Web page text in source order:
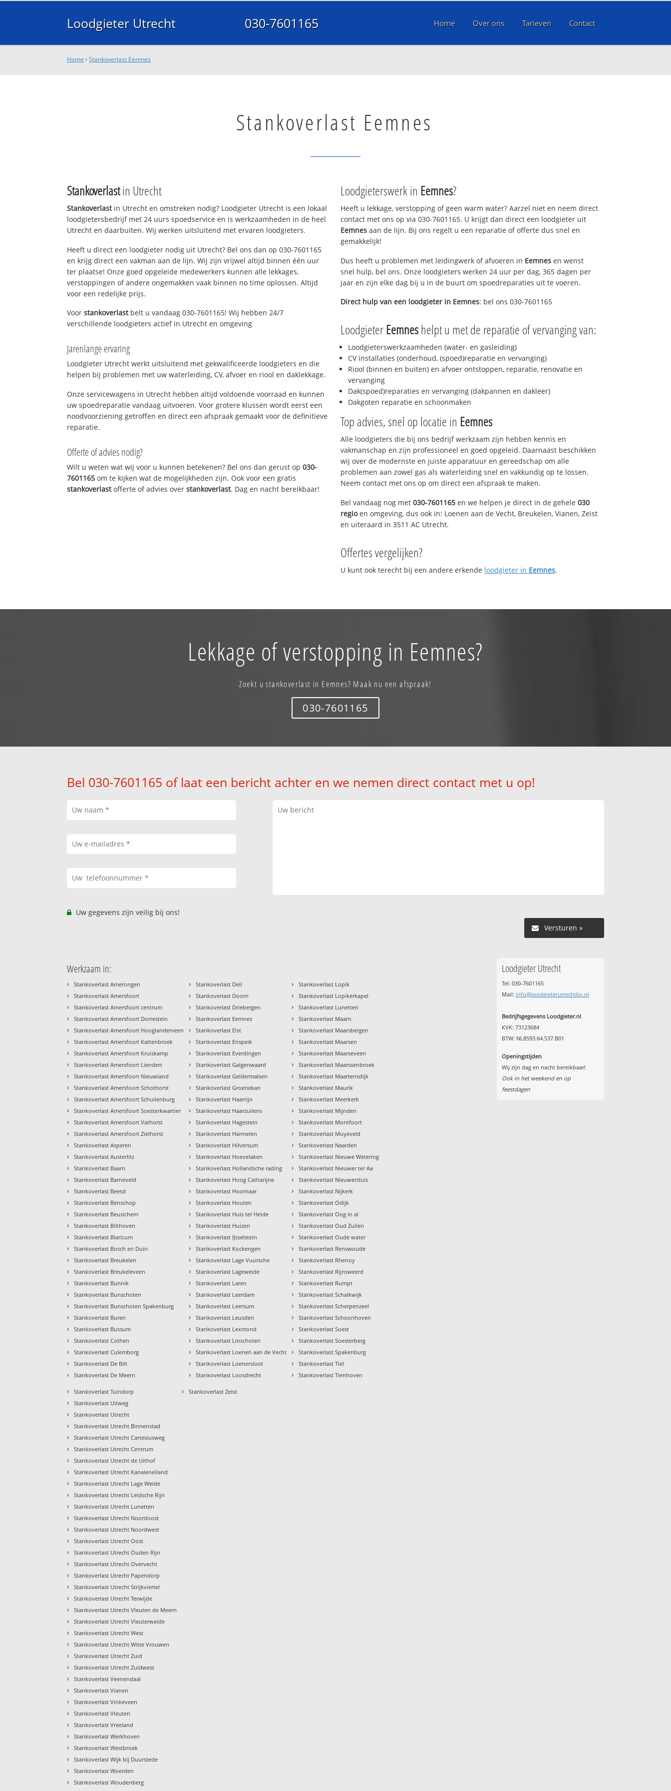
Loodgieter Utrecht 030-7601165 Home Over ons Tarieven Contact
Home ›Stankoverlast Eemnes
Stankoverlast Eemnes
Stankoverlastin Utrecht
Stankoverlastin Utrecht en omstreken nodig? Loodgieter Utrecht is een lokaal
loodgietersbedrijf met 24 uurs spoedservice en is werkzaamheden in de heel
Utrecht en daarbuiten. Wij werken uitsluitend met ervaren loodgieters.
Heeft u direct een loodgieter nodig uit Utrecht? Bel ons dan op 030-7601165
en krijg direct een vakman aan de lijn. Wij zijn vrijwel altijd binnen één uur
ter plaatse! Onze goed opgeleide medewerkers kunnen alle lekkages,
verstoppingen of andere ongemakken vaak binnen no time oplossen. Altijd
voor een redelijke prijs.
Voorstankoverlastbelt u vandaag 030-7601165! Wij hebben 24/7
verschillende loodgieters actief in Utrecht en omgeving
Jarenlange ervaring
Loodgieter Utrecht werkt uitsluitend met gekwalificeerde loodgieters en die
helpen bij problemen met uw waterleiding, CV, afvoer en riool en daklekkage.
Onze servicewagens in Utrecht hebben altijd voldoende voorraad en kunnen
uw spoedreparatie vandaag uitvoeren. Voor grotere klussen wordt eerst een
noodvoorziening getroffen en direct een afspraak gemaakt voor de definitieve
reparatie.
Offerte of advies nodig?
Wilt u weten wat wij voor u kunnen betekenen? Bel ons dan gerust op030-
7601165 om te kijken wat de mogelijkheden zijn. Ook voor een gratis
stankoverlastofferte of advies overstankoverlast. Dag en nacht bereikbaar!
Loodgieterswerk in Eemnes?
Heeft u lekkage, verstopping of geen warm water? Aarzel niet en neem direct
contact met ons op via 030-7601165. U krijgt dan direct een loodgieter uit
Eemnes aan de lijn. Bij ons regelt u een reparatie of offerte dus snel en
gemakkelijk!
Dus heeft u problemen met leidingwerk of afvoeren in Eemnes en wenst
snel hulp, bel ons. Onze loodgieters werken 24 uur per dag, 365 dagen per
jaar en zijn elke dag bij u in de buurt om spoedreparaties uit te voeren.
Direct hulp van een loodgieter in Eemnes: bel ons 030-7601165
Loodgieter Eemneshelpt u met de reparatie of vervanging van:
Loodgieterswerkzaamheden (water- en gasleiding)
CV installaties (onderhoud, (spoed)reparatie en vervanging)
Riool (binnen en buiten) en afvoer ontstoppen, reparatie, renovatie en
vervanging
Dak(spoed)reparaties en vervanging (dakpannen en dakleer)
Dakgoten reparatie en schoonmaken
Top advies, snel op locatie in Eemnes
Alle loodgieters die bij ons bedrijf werkzaam zijn hebben kennis en
vakmanschap en zijn professioneel en goed opgeleid. Daarnaast beschikken
wij over de modernste en juiste apparatuur en gereedschap om alle
problemen aan zowel gas als waterleiding snel en vakkundig op te lossen.
Neem contact met ons op om direct een afspraak te maken.
Bel vandaag nog met 030-7601165 en we helpen je direct in de gehele 030
regioen omgeving, dus ook in: Loenen aan de Vecht, Breukelen, Vianen, Zeist
en uiteraard in 3511 AC Utrecht.
Offertes vergelijken?
U kunt ook terecht bij een andere erkende loodgieter in Eemnes.
Lekkage of verstopping in Eemnes?
Zoekt u stankoverlast in Eemnes? Maak nu een afspraak!
030-7601165
Bel 030-7601165 of laat een bericht achter en we nemen direct contact met u op!
Uw gegevens zijn veilig bij ons!
Versturen »
Werkzaam in:
› Stankoverlast Amerongen
› Stankoverlast Amersfoort
› Stankoverlast Amersfoort centrum
› Stankoverlast Amersfoort Dorrestein
› Stankoverlast Amersfoort Hooglanderveen
› Stankoverlast Amersfoort Kattenbroek
› Stankoverlast Amersfoort Kruiskamp
› Stankoverlast Amersfoort Liendert
› Stankoverlast Amersfoort Nieuwland
› Stankoverlast Amersfoort Schothorst
› Stankoverlast Amersfoort Schuilenburg
› Stankoverlast Amersfoort Soesterkwartier
› Stankoverlast Amersfoort Vathorst
› Stankoverlast Amersfoort Zielhorst
› Stankoverlast Asperen
› Stankoverlast Austerlitz
› Stankoverlast Baarn
› Stankoverlast Barneveld
› Stankoverlast Beesd
› Stankoverlast Benschop
› Stankoverlast Beusichem
› Stankoverlast Bilthoven
› Stankoverlast Blaricum
› Stankoverlast Bosch en Duin
› Stankoverlast Breukelen
› Stankoverlast Breukeleveen
› Stankoverlast Bunnik
› Stankoverlast Bunschoten
› Stankoverlast Bunschoten Spakenburg
› Stankoverlast Buren
› Stankoverlast Bussum
› Stankoverlast Cothen
› Stankoverlast Culemborg
› Stankoverlast De Bilt
› Stankoverlast De Meern
› Stankoverlast Deil
› Stankoverlast Doorn
› Stankoverlast Driebergen
› Stankoverlast Eemnes
› Stankoverlast Elst
› Stankoverlast Enspeik
› Stankoverlast Everdingen
› Stankoverlast Galgenwaard
› Stankoverlast Geldermalsen
› Stankoverlast Groenekan
› Stankoverlast Haarrijn
› Stankoverlast Haarzuilens
› Stankoverlast Hagestein
› Stankoverlast Harmelen
› Stankoverlast Hilversum
› Stankoverlast Hoevelaken
› Stankoverlast Hollandsche rading
› Stankoverlast Hoog Catharijne
› Stankoverlast Hoornaar
› Stankoverlast Houten
› Stankoverlast Huis ter Heide
› Stankoverlast Huizen
› Stankoverlast IJsselstein
› Stankoverlast Kockengen
› Stankoverlast Lage Vuursche
› Stankoverlast Lageweide
› Stankoverlast Laren
› Stankoverlast Leerdam
› Stankoverlast Leersum
› Stankoverlast Leusden
› Stankoverlast Lexmond
› Stankoverlast Linschoten
› Stankoverlast Loenen aan de Vecht
› Stankoverlast Loenersloot
› Stankoverlast Loosdrecht
› Stankoverlast Lopik
› Stankoverlast Lopikerkapel
› Stankoverlast Lunetten
› Stankoverlast Maarn
› Stankoverlast Maarsbergen
› Stankoverlast Maarsen
› Stankoverlast Maarseveen
› Stankoverlast Maarssenbroek
› Stankoverlast Maartensdijk
› Stankoverlast Maurik
› Stankoverlast Meerkerk
› Stankoverlast Mijnden
› Stankoverlast Montfoort
› Stankoverlast Muyeveld
› Stankoverlast Naarden
› Stankoverlast Nieuwe Wetering
› Stankoverlast Nieuwer ter Aa
› Stankoverlast Nieuwersluis
› Stankoverlast Nijkerk
› Stankoverlast Odijk
› Stankoverlast Oog in al
› Stankoverlast Oud Zuilen
› Stankoverlast Oude water
› Stankoverlast Renswoude
› Stankoverlast Rhenoy
› Stankoverlast Rijnsweerd
› Stankoverlast Rumpt
› Stankoverlast Schalkwijk
› Stankoverlast Scherpenzeel
› Stankoverlast Schoonhoven
› Stankoverlast Soest
› Stankoverlast Soesterberg
› Stankoverlast Spakenburg
› Stankoverlast Tiel
› Stankoverlast Tienhoven
› Stankoverlast Tuindorp
› Stankoverlast Uitweg
› Stankoverlast Utrecht
› Stankoverlast Utrecht Binnenstad
› Stankoverlast Utrecht Cartesiusweg
› Stankoverlast Utrecht Centrum
› Stankoverlast Utrecht de Uithof
› Stankoverlast Utrecht Kanaleneiland
› Stankoverlast Utrecht Lage Weide
› Stankoverlast Utrecht Leidsche Rijn
› Stankoverlast Utrecht Lunetten
› Stankoverlast Utrecht Noordoost
› Stankoverlast Utrecht Noordwest
› Stankoverlast Utrecht Oost
› Stankoverlast Utrecht Ouden Rijn
› Stankoverlast Utrecht Overvecht
› Stankoverlast Utrecht Papendorp
› Stankoverlast Utrecht Strijkviertel
› Stankoverlast Utrecht Terwijde
› Stankoverlast Utrecht Vleuten de Meern
› Stankoverlast Utrecht Vleuterweide
› Stankoverlast Utrecht West
› Stankoverlast Utrecht Witte Vrouwen
› Stankoverlast Utrecht Zuid
› Stankoverlast Utrecht Zuidwest
› Stankoverlast Veenendaal
› Stankoverlast Vianen
› Stankoverlast Vinkeveen
› Stankoverlast Vleuten
› Stankoverlast Vreeland
› Stankoverlast Werkhoven
› Stankoverlast Westbroek
› Stankoverlast Wijk bij Duurstede
› Stankoverlast Woerden
› Stankoverlast Woudenberg
› Stankoverlast Zeist
Loodgieter Utrecht
Tel: 030-7601165
Mail: info@loodgieterutrechtbv.nl
Bedrijfsgegevens Loodgieter.nl
KVK: 73123684
BTW: NL8593.64.537.B01
Openingstijden
Wij zijn dag en nacht bereikbaar!
Ook in het weekend en op
feestdagen